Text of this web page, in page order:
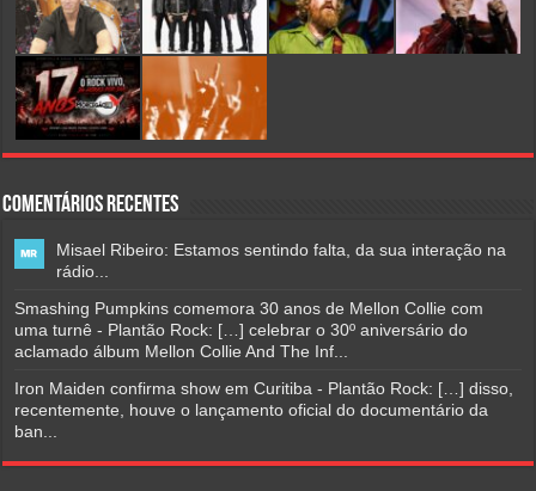
Comentários Recentes
Misael Ribeiro: Estamos sentindo falta, da sua interação na
rádio...
Smashing Pumpkins comemora 30 anos de Mellon Collie com
uma turnê - Plantão Rock: […] celebrar o 30º aniversário do
aclamado álbum Mellon Collie And The Inf...
Iron Maiden confirma show em Curitiba - Plantão Rock: […] disso,
recentemente, houve o lançamento oficial do documentário da
ban...